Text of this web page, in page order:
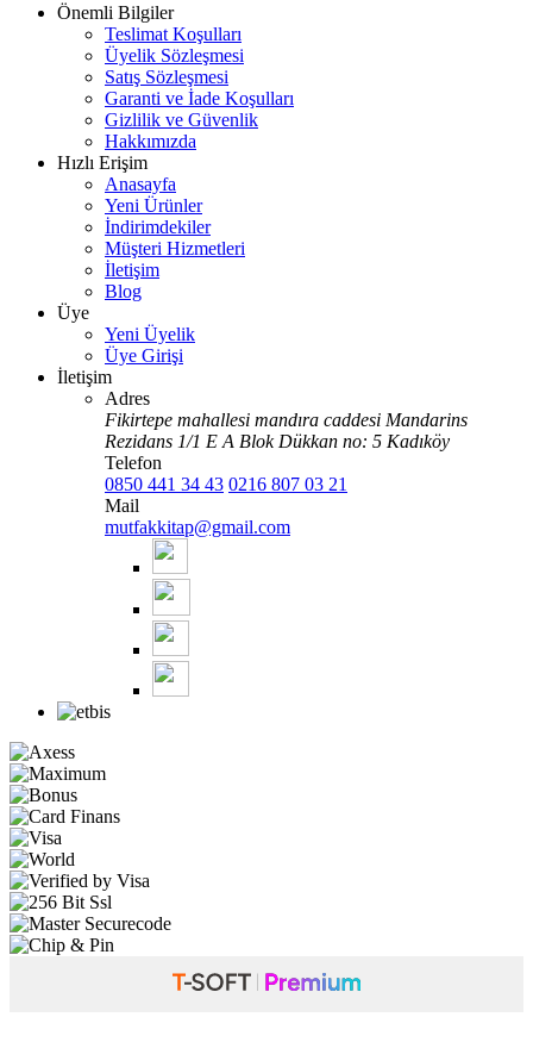
Önemli Bilgiler
Teslimat Koşulları
Üyelik Sözleşmesi
Satış Sözleşmesi
Garanti ve İade Koşulları
Gizlilik ve Güvenlik
Hakkımızda
Hızlı Erişim
Anasayfa
Yeni Ürünler
İndirimdekiler
Müşteri Hizmetleri
İletişim
Blog
Üye
Yeni Üyelik
Üye Girişi
İletişim
Adres
Fikirtepe mahallesi mandıra caddesi Mandarins
Rezidans 1/1 E A Blok Dükkan no: 5 Kadıköy
Telefon
0850 441 34 43 0216 807 03 21
Mail
mutfakkitap@gmail.com